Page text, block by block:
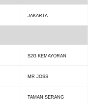
JAKARTA
S2G KEMAYORAN
MR JOSS
TAMAN SERANG